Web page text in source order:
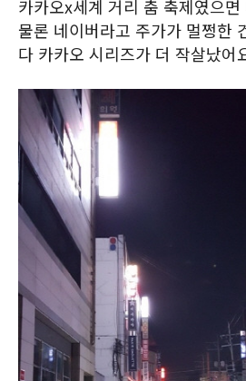
카카오x세계 거리 춤 축제였으
물론 네이버라고 주가가 멀쩡한
다 카카오 시리즈가 더 작살났어